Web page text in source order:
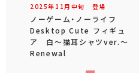
2025年 11 月 中旬 登場
ノーゲーム・ノーライフ
Desktop Cute フィギュ
ア 白～猫耳シャツver.～
Renewal